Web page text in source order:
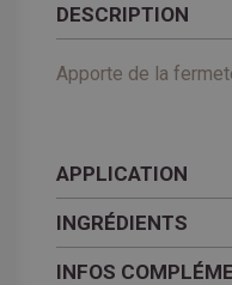
DESCRIPTION
Apporte de la
APPLICATION
INGRÉDIENTS
INFOS